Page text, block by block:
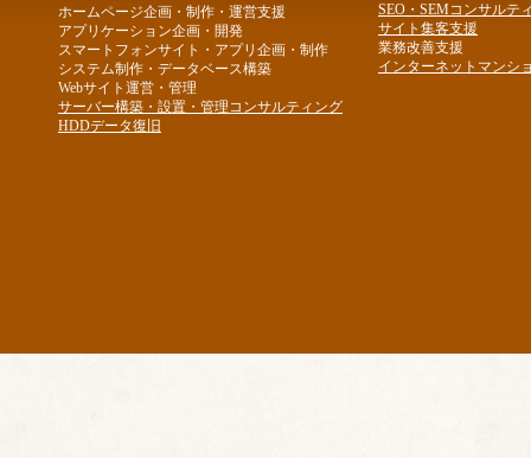
ホームページ企画・制作・運営支援
アプリケーション企画・開発
スマートフォンサイト・アプリ企画・制作
システム制作・データベース構築
Webサイト運営・管理
サーバー構築・設置・管理コンサルティング
HDDデータ復旧
SEO・SEMコンサルテ
サイト集客支援
業務改善支援
インターネットマンシ